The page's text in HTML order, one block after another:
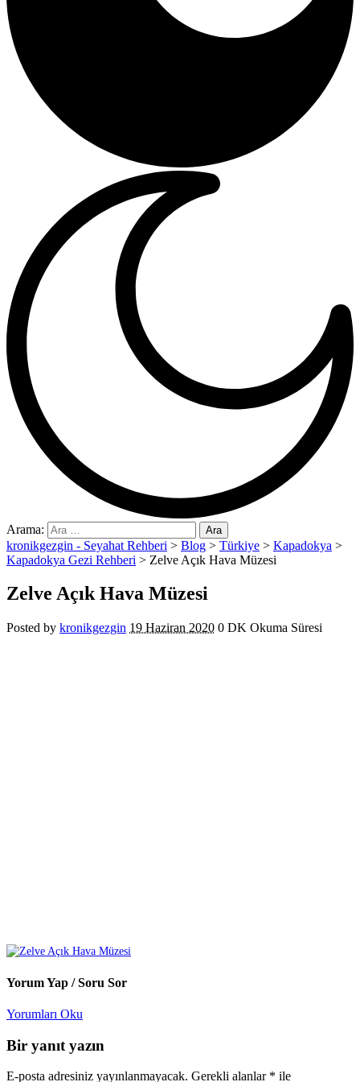
Arama:
kronikgezgin - Seyahat Rehberi > Blog > Türkiye > Kapadokya >
Kapadokya Gezi Rehberi > Zelve Açık Hava Müzesi
Zelve Açık Hava Müzesi
Posted by kronikgezgin 19 Haziran 2020 0 DK Okuma Süresi
Yorum Yap / Soru Sor
Yorumları Oku
Bir yanıt yazın
E-posta adresiniz yayınlanmayacak. Gerekli alanlar * ile